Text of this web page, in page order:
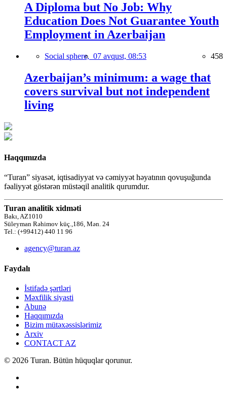
A Diploma but No Job: Why
Education Does Not Guarantee Youth
Employment in Azerbaijan
Social sphere, 07 avqust, 08:53 458
Azerbaijan’s minimum: a wage that
covers survival but not independent
living
Haqqımızda
“Turan” siyasət, iqtisadiyyat və cəmiyyət həyatının qovuşuğunda
fəaliyyət göstərən müstəqil analitik qurumdur.
Turan analitik xidməti
Bakı, AZ1010
Süleyman Rəhimov küç.,186, Mən. 24
Tel.: (+99412) 440 11 96
agency@turan.az
Faydalı
İstifadə şərtləri
Məxfilik siyasti
Abunə
Haqqımızda
Bizim mütəxəssislərimiz
Arxiv
CONTACT AZ
© 2026 Turan. Bütün hüquqlar qorunur.